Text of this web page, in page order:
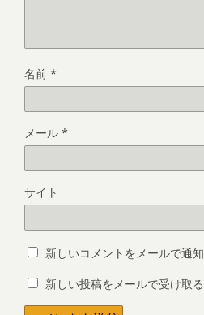
名前 *
メール *
サイト
新しいコメントをメールで通知
新しい投稿をメールで受け取る